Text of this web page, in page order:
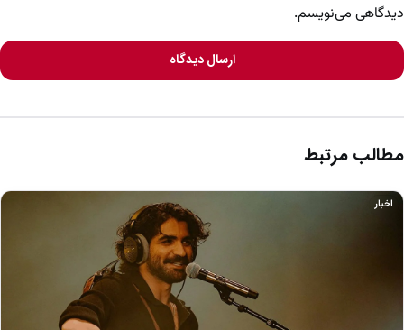
دیدگاهی می‌نویسم.
ارسال دیدگاه
مطالب مرتبط
اخبار